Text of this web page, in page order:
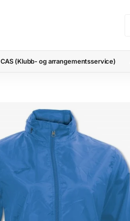
CAS (Klubb- og arrangementsservice)